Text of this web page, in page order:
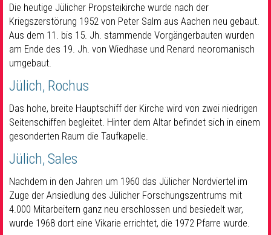
Die heutige Jülicher Propsteikirche wurde nach der
Kriegszerstörung 1952 von Peter Salm aus Aachen neu gebaut.
Aus dem 11. bis 15. Jh. stammende Vorgängerbauten wurden
am Ende des 19. Jh. von Wiedhase und Renard neoromanisch
umgebaut.
Jülich, Rochus
Das hohe, breite Hauptschiff der Kirche wird von zwei niedrigen
Seitenschiffen begleitet. Hinter dem Altar befindet sich in einem
gesonderten Raum die Taufkapelle.
Jülich, Sales
Nachdem in den Jahren um 1960 das Jülicher Nordviertel im
Zuge der Ansiedlung des Jülicher Forschungszentrums mit
4.000 Mitarbeitern ganz neu erschlossen und besiedelt war,
wurde 1968 dort eine Vikarie errichtet, die 1972 Pfarre wurde.